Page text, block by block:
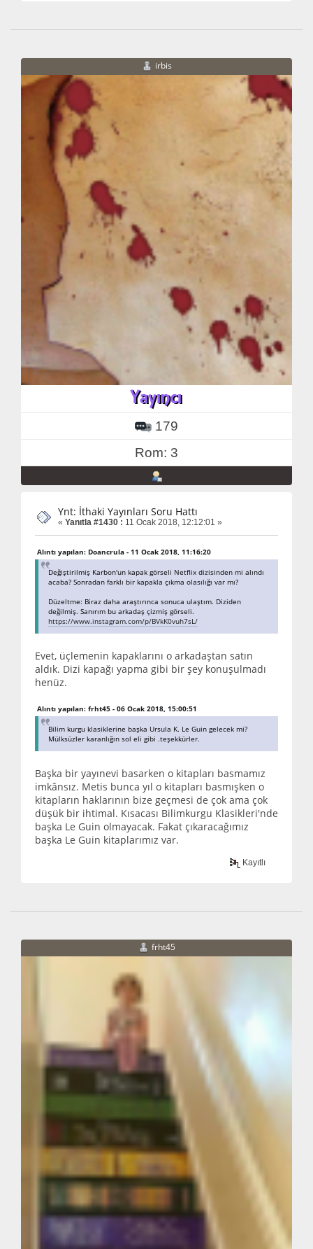
irbis
179
Rom: 3
Ynt: İthaki Yayınları Soru Hattı
« Yanıtla #1430 : 11 Ocak 2018, 12:12:01 »
Alıntı yapılan: Doancrula - 11 Ocak 2018, 11:16:20
Değiştirilmiş Karbon'un kapak görseli Netflix dizisinden mi alındı
acaba? Sonradan farklı bir kapakla çıkma olasılığı var mı?
Düzeltme: Biraz daha araştırınca sonuca ulaştım. Diziden
değilmiş. Sanırım bu arkadaş çizmiş görseli.
https://www.instagram.com/p/BVkK0vuh7sL/
Evet, üçlemenin kapaklarını o arkadaştan satın
aldık. Dizi kapağı yapma gibi bir şey konuşulmadı
henüz.
Alıntı yapılan: frht45 - 06 Ocak 2018, 15:00:51
Bilim kurgu klasiklerine başka Ursula K. Le Guin gelecek mi?
Mülksüzler karanlığın sol eli gibi .teşekkürler.
Başka bir yayınevi basarken o kitapları basmamız
imkânsız. Metis bunca yıl o kitapları basmışken o
kitapların haklarının bize geçmesi de çok ama çok
düşük bir ihtimal. Kısacası Bilimkurgu Klasikleri'nde
başka Le Guin olmayacak. Fakat çıkaracağımız
başka Le Guin kitaplarımız var.
Kayıtlı
frht45